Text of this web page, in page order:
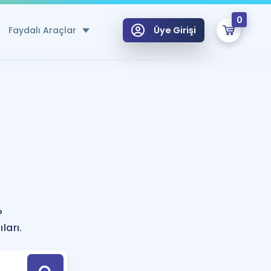
Faydalı Araçlar
Hesaplama Aracı
için Öneriler
Tek Takvimde
Üye Girişi
0
Hoca ile seni sınava hazırlayacak onlarca eğitim seni bekliyor!